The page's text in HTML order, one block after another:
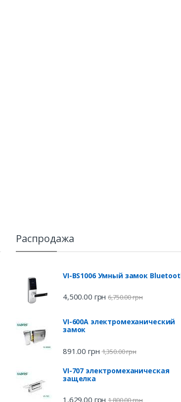
Распродажа
VI-BS1006 Умный замок
4,500.00 грн 6,750.00грн
VI-600A электромеханический
замок
891.00 грн 1,350.00грн
VI-707 электромеханическая
защелка
1,629.00 грн 1,800.00грн